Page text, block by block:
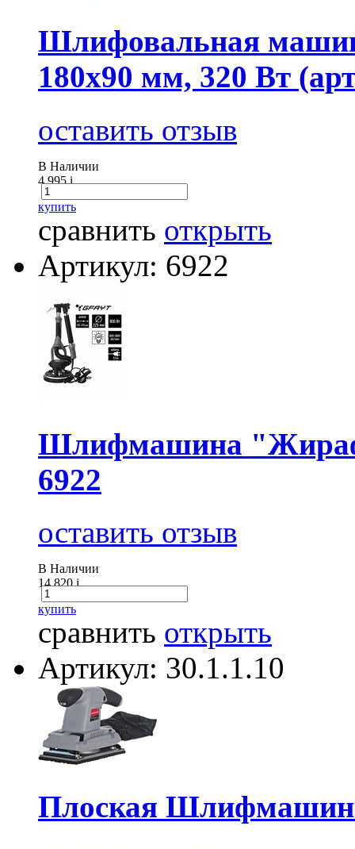
Шлифовальная
180х90 мм, 320 Вт
оставить отзыв
В Наличии
4 995i
купить
сравнить открыть
Артикул: 6922
Шлифмашина
6922
оставить отзыв
В Наличии
14 820i
купить
сравнить открыть
Артикул: 30.1.1.10
Плоская